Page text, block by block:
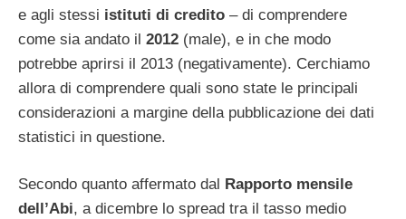
e agli stessi istituti di credito – di comprendere
come sia andato il 2012 (male), e in che modo
potrebbe aprirsi il 2013 (negativamente). Cerchiamo
allora di comprendere quali sono state le principali
considerazioni a margine della pubblicazione dei dati
statistici in questione.
Secondo quanto affermato dal Rapporto mensile
dell’Abi, a dicembre lo spread tra il tasso medio